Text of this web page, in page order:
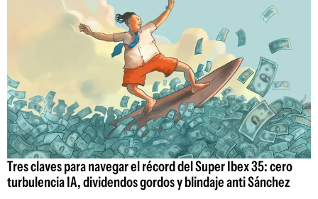
Tres claves para navegar el récord del Super Ibex 35: cero
turbulencia IA, dividendos gordos y blindaje anti Sánchez